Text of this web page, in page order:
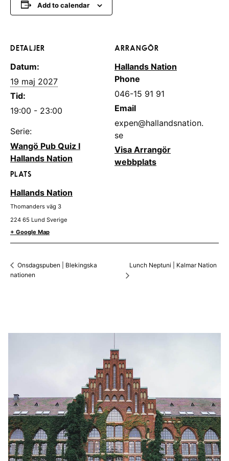
Add to calendar
DETALJER
Datum:
19 maj 2027
Tid:
19:00 - 23:00
Serie:
Wangö Pub Quiz I
Hallands Nation
PLATS
Hallands Nation
Thomanders väg 3
224 65 Lund Sverige
+ Google Map
ARRANGÖR
Hallands Nation
Phone
046-15 91 91
Email
expen@hallandsnation.
se
Visa Arrangör
webbplats
Onsdagspuben | Blekingska
nationen
Lunch Neptuni | Kalmar Nation